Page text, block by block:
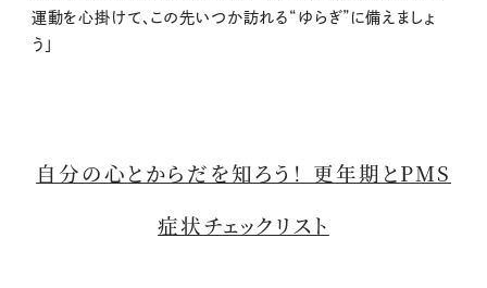
運動を心掛けて、この先いつか訪れる“ゆらぎ”に備えましょ
う」
自分の心とからだを知ろう！ 更年期とPMS
症状チェックリスト